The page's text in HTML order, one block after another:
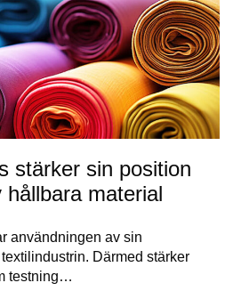
stärker sin position
material
användningen av sin
Därmed stärker
testning…